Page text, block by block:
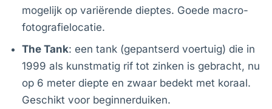
mogelijk op variërende dieptes. Goede macro-
fotografielocatie.
The Tank: een tank (gepantserd voertuig) die in
1999 als kunstmatig rif tot zinken is gebracht, nu
op 6 meter diepte en zwaar bedekt met koraal.
Geschikt voor beginnerduiken.